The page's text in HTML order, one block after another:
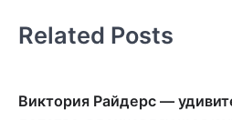
Related Posts
Виктория Райдерс —